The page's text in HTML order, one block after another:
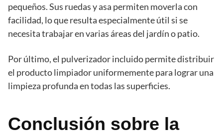
pequeños. Sus ruedas y asa permiten moverla con
facilidad, lo que resulta especialmente útil si se
necesita trabajar en varias áreas del jardín o patio.
Por último, el pulverizador incluido permite distribuir
el producto limpiador uniformemente para lograr una
limpieza profunda en todas las superficies.
Conclusión sobre la